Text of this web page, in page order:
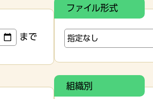
まで
ファイル形式
組織別